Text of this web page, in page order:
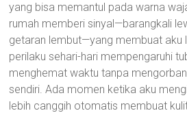
yang bisa memantul pada warna
rumah memberi sinyal—barangkali
getaran lembut—yang membuat aku
perilaku sehari-hari mempengaruhi
menghemat waktu tanpa
sendiri. Ada momen ketika aku
lebih canggih otomatis membuat